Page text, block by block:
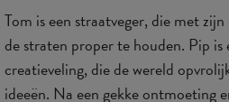
Tom is een straatveger, die met
de straten proper te houden. Pip is
creatieveling, die de wereld
ideeën. Na een gekke ontmoeting